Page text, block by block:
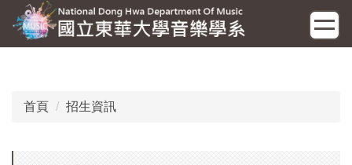
到
主
首頁 招生資訊